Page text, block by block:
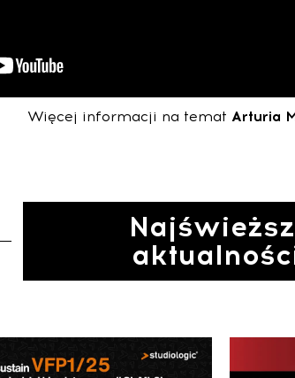
Więcej informacji na temat Arturia